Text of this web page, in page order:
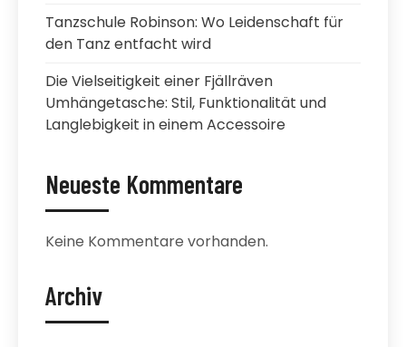
Tanzschule Robinson: Wo Leidenschaft für
den Tanz entfacht wird
Die Vielseitigkeit einer Fjällräven
Umhängetasche: Stil, Funktionalität und
Langlebigkeit in einem Accessoire
Neueste Kommentare
Keine Kommentare vorhanden.
Archiv